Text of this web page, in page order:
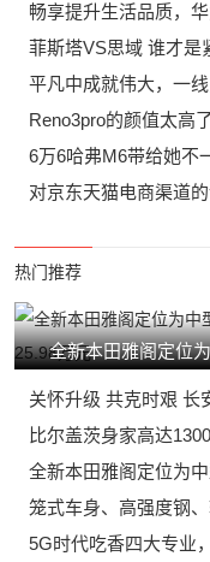
畅享提升生活品质，
菲斯塔VS思域 谁才是
平凡中成就伟大，一
Reno3pro的颜值太高
6万6哈弗M6带给她不
对京东天猫电商渠道
热门推荐
全新本田雅阁定位
关怀升级 共克时艰 长
比尔盖茨身家高达
全新本田雅阁定位为
笼式车身、高强度钢
5G时代吃香四大专业